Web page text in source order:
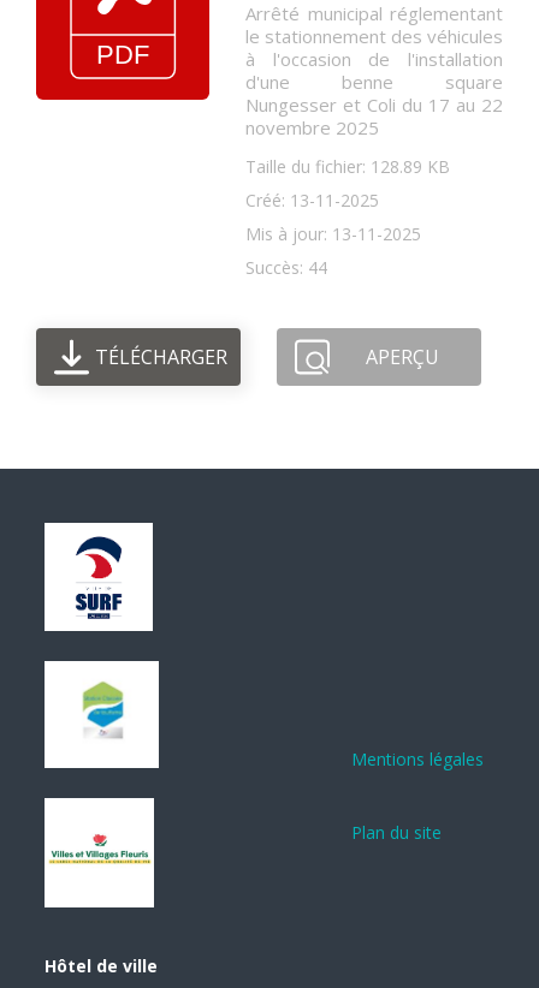
Arrêté municipal réglementant
le stationnement des véhicules
à l'occasion de l'installation
d'une benne square
Nungesser et Coli du 17 au 22
novembre 2025
Taille du fichier: 128.89 KB
Créé: 13-11-2025
Mis à jour: 13-11-2025
Succès: 44
TÉLÉCHARGER APERÇU
Hôtel de ville
Mentions légales
Plan du site